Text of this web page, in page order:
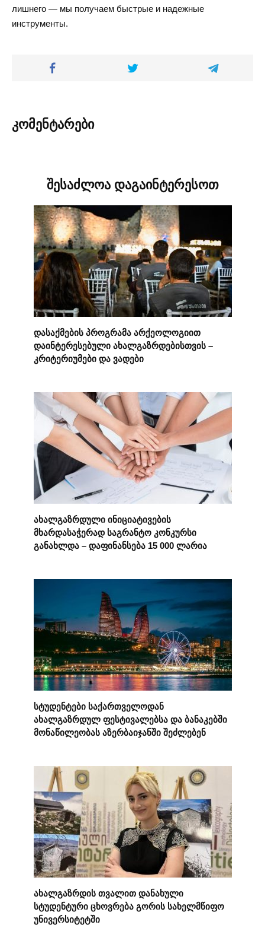
лишнего — мы получаем быстрые и надежные
инструменты.
კომენტარები
შესაძლოა დაგაინტერესოთ
დასაქმების პროგრამა არქეოლოგიით
დაინტერესებული ახალგაზრდებისთვის –
კრიტერიუმები და ვადები
ახალგაზრდული ინიციატივების
მხარდასაჭერად საგრანტო კონკურსი
განახლდა – დაფინანსება 15 000 ლარია
სტუდენტები საქართველოდან
ახალგაზრდულ ფესტივალებსა და ბანაკებში
მონაწილეობას აზერბაიჯანში შეძლებენ
ახალგაზრდის თვალით დანახული
სტუდენტური ცხოვრება გორის სახელმწიფო
უნივერსიტეტში